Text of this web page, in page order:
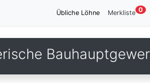
Übliche Löhne Merkliste 0